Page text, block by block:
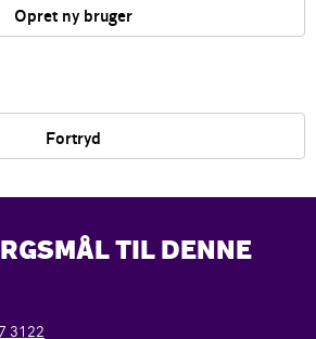
Opret ny bruger
Fortryd
TIL DENNE
3122